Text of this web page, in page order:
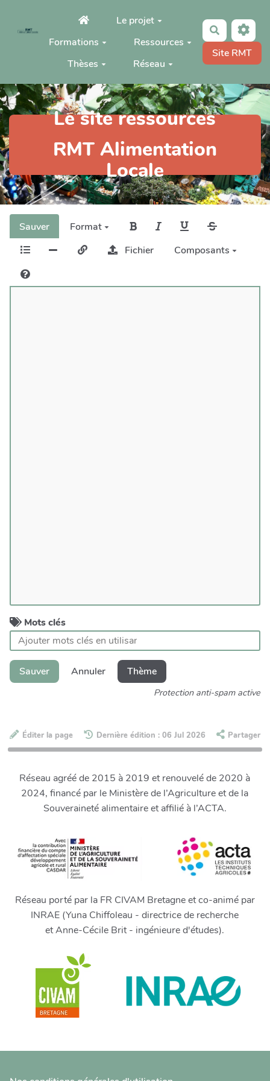
Aller au contenu principalLe projet
Formations
Ressources
Thèses
Réseau
Rechercher
Site RMT
Le site ressources
RMT Alimentation
Locale
Sauver
Format
Fichier
Composants
Mots clés
Sauver Annuler Thème
Protection anti-spam active
Éditer la page Dernière édition : 06 Jul 2026 Partager
Réseau agréé de 2015 à 2019 et renouvelé de 2020 à
2024, financé par le Ministère de l’Agriculture et de la
Souveraineté alimentaire et affilié à l’ACTA.
Réseau porté par la FR CIVAM Bretagne et co-animé par
INRAE (Yuna Chiffoleau - directrice de recherche
et Anne-Cécile Brit - ingénieure d'études).